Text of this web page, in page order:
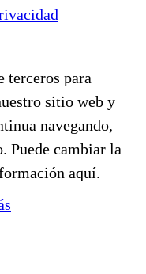
terceros para
sitio web y
navegando,
Puede cambiar la
aquí.